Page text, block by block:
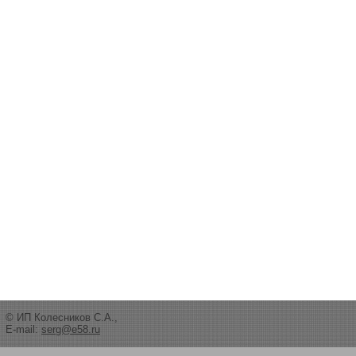
© ИП Колесников С.А.,
E-mail: serg@e58.ru